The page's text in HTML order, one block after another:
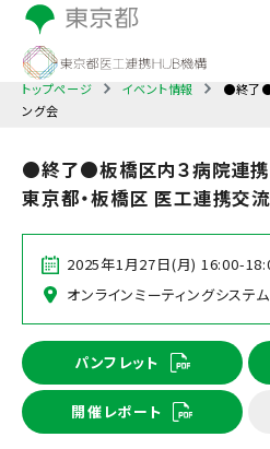
トップページ イベント情報
●終了●
ング会
●終了●板橋区内３病院連携
東京都・板橋区 医工連携交
2025年1月27日(月) 16:00-
オンラインミーティングシステ
パンフレット
開催レポート